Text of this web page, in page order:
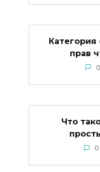
Категория
прав
0
Что
0